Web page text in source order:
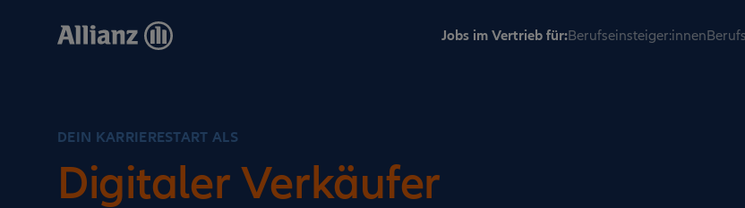
Jobs im Vertrieb für:Berufseinsteiger:innen
DEIN KARRIERESTART ALS
Digitaler Verkäufer